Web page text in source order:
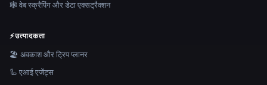
🕸️ वेब स्क्रैपिंग और डेटा एक्सट्रैक्शन
⚡उत्पादकता
🏖 अवकाश और ट्रिप प्लानर
🦾 एआई एजेंट्स